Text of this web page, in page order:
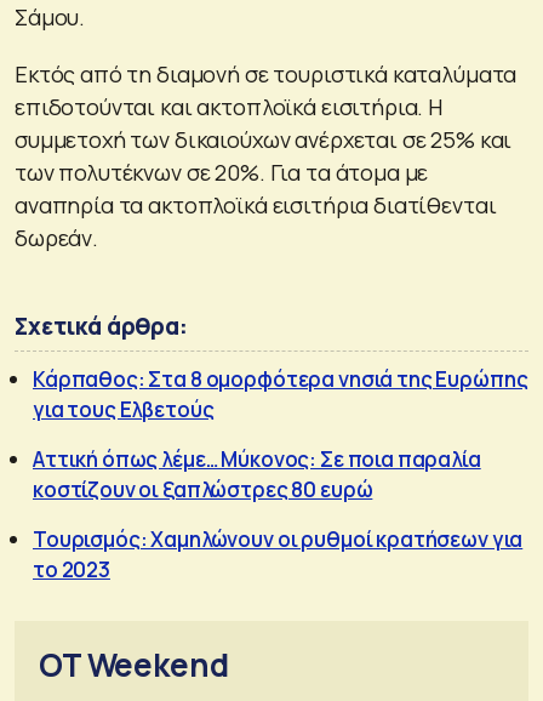
Σάμου.
Εκτός από τη διαμονή σε τουριστικά καταλύματα
επιδοτούνται και ακτοπλοϊκά εισιτήρια. Η
συμμετοχή των δικαιούχων ανέρχεται σε 25% και
των πολυτέκνων σε 20%. Για τα άτομα με
αναπηρία τα ακτοπλοϊκά εισιτήρια διατίθενται
δωρεάν.
Σχετικά άρθρα:
Κάρπαθος: Στα 8 ομορφότερα νησιά της Ευρώπης
για τους Ελβετούς
Αττική όπως λέμε… Μύκονος: Σε ποια παραλία
κοστίζουν οι ξαπλώστρες 80 ευρώ
Τουρισμός: Χαμηλώνουν οι ρυθμοί κρατήσεων για
το 2023
OT Weekend